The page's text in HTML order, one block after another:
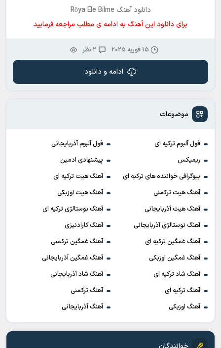
موضوعات
فول آلبوم ترکیه ای
فول آلبوم آذربایجانی
ریمیکس
پیشنهادی ادمین
بیوگرافی خواننده های ترکیه ای
آهنگ هیت ترکیه ای
آهنگ هیت ترکمنی
آهنگ هیت اوزبکی
آهنگ هیت آذربایجانی
آهنگ نوستالژی ترکیه ای
آهنگ نوستالژی آذربایجانی
آهنگ کارادنیزی
آهنگ غمگین ترکیه ای
آهنگ غمگین ترکمنی
آهنگ غمگین اوزبکی
آهنگ غمگین آذربایجانی
آهنگ شاد ترکیه ای
آهنگ شاد آذربایجانی
آهنگ ترکیه ای
آهنگ ترکمنی
آهنگ اوزبکی
آهنگ آذربایجانی
دانلود آهنگ Röya Ele Bilme
برای دانلود این آهنگ به ادامه ی مطلب مراجعه فرمایید
15 فوریه 2025 2 نظر
ادامه و دانلود